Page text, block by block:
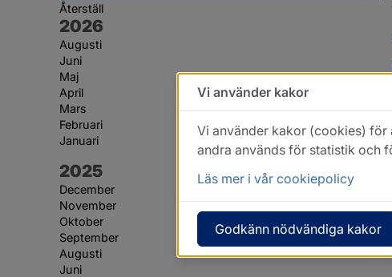
Återställ
År:
2026
Augusti
Juni
Maj
April
Mars
Februari
Januari
År:
2025
December
November
Oktober
September
Augusti
Juni
Vi använder kakor
Vi använder kakor (cookies) för
andra används för statistik och
Läs mer i vår cookiepolicy
Godkänn nödvändiga kakor